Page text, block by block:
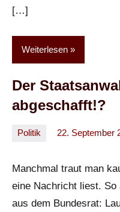
[…]
Weiterlesen
Der
abgeschafft!?
Politik 22. September
Manchmal traut man
eine Nachricht liest. So
aus dem Bundesrat: